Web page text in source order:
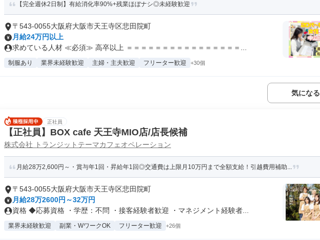
【完全週休2日制】有給消化率90%+残業ほぼナシ◎未経験歓迎
〒543-0055大阪府大阪市天王寺区悲田院町
月給24万円以上
求めている人材 ≪必須≫ 高卒以上 ＝＝＝＝＝＝＝＝＝＝＝＝＝＝＝＝...
制服あり 業界未経験歓迎 主婦・主夫歓迎 フリーター歓迎 +30個
気になる
正社員
【正社員】BOX cafe 天王寺MIO店/店長候補
株式会社 トランジットテーマカフェオペレーション
月給28万2,600円～・賞与年1回・昇給年1回◎交通費は上限月10万円まで全額支給！引越費用補助...
〒543-0055大阪府大阪市天王寺区悲田院町
月給28万2600円～32万円
資格 ◆応募資格 ・学歴：不問 ・接客経験者歓迎 ・マネジメント経験者...
業界未経験歓迎 副業・WワークOK フリーター歓迎 +26個